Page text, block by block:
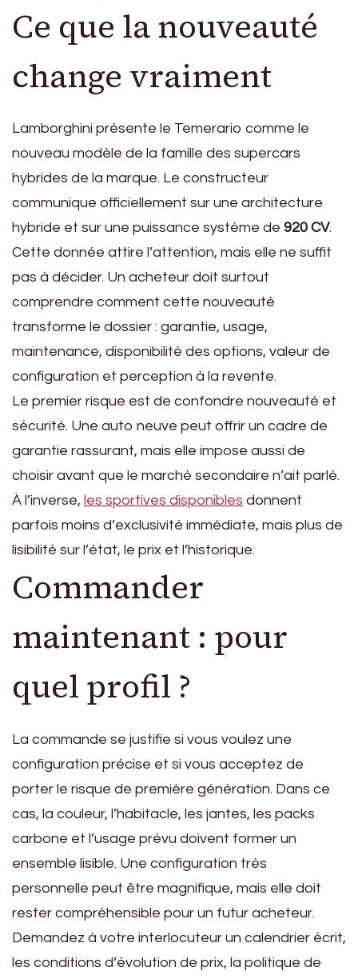
Ce que la nouveauté
change vraiment
Lamborghini présente le Temerario comme le
nouveau modèle de la famille des supercars
hybrides de la marque. Le constructeur
communique officiellement sur une architecture
hybride et sur une puissance système de 920 CV.
Cette donnée attire l’attention, mais elle ne suffit
pas à décider. Un acheteur doit surtout
comprendre comment cette nouveauté
transforme le dossier : garantie, usage,
maintenance, disponibilité des options, valeur de
configuration et perception à la revente.
Le premier risque est de confondre nouveauté et
sécurité. Une auto neuve peut offrir un cadre de
garantie rassurant, mais elle impose aussi de
choisir avant que le marché secondaire n’ait parlé.
À l’inverse, les sportives disponibles donnent
parfois moins d’exclusivité immédiate, mais plus de
lisibilité sur l’état, le prix et l’historique.
Commander
maintenant : pour
quel profil ?
La commande se justifie si vous voulez une
configuration précise et si vous acceptez de
porter le risque de première génération. Dans ce
cas, la couleur, l’habitacle, les jantes, les packs
carbone et l’usage prévu doivent former un
ensemble lisible. Une configuration très
personnelle peut être magnifique, mais elle doit
rester compréhensible pour un futur acheteur.
Demandez à votre interlocuteur un calendrier écrit,
les conditions d’évolution de prix, la politique de